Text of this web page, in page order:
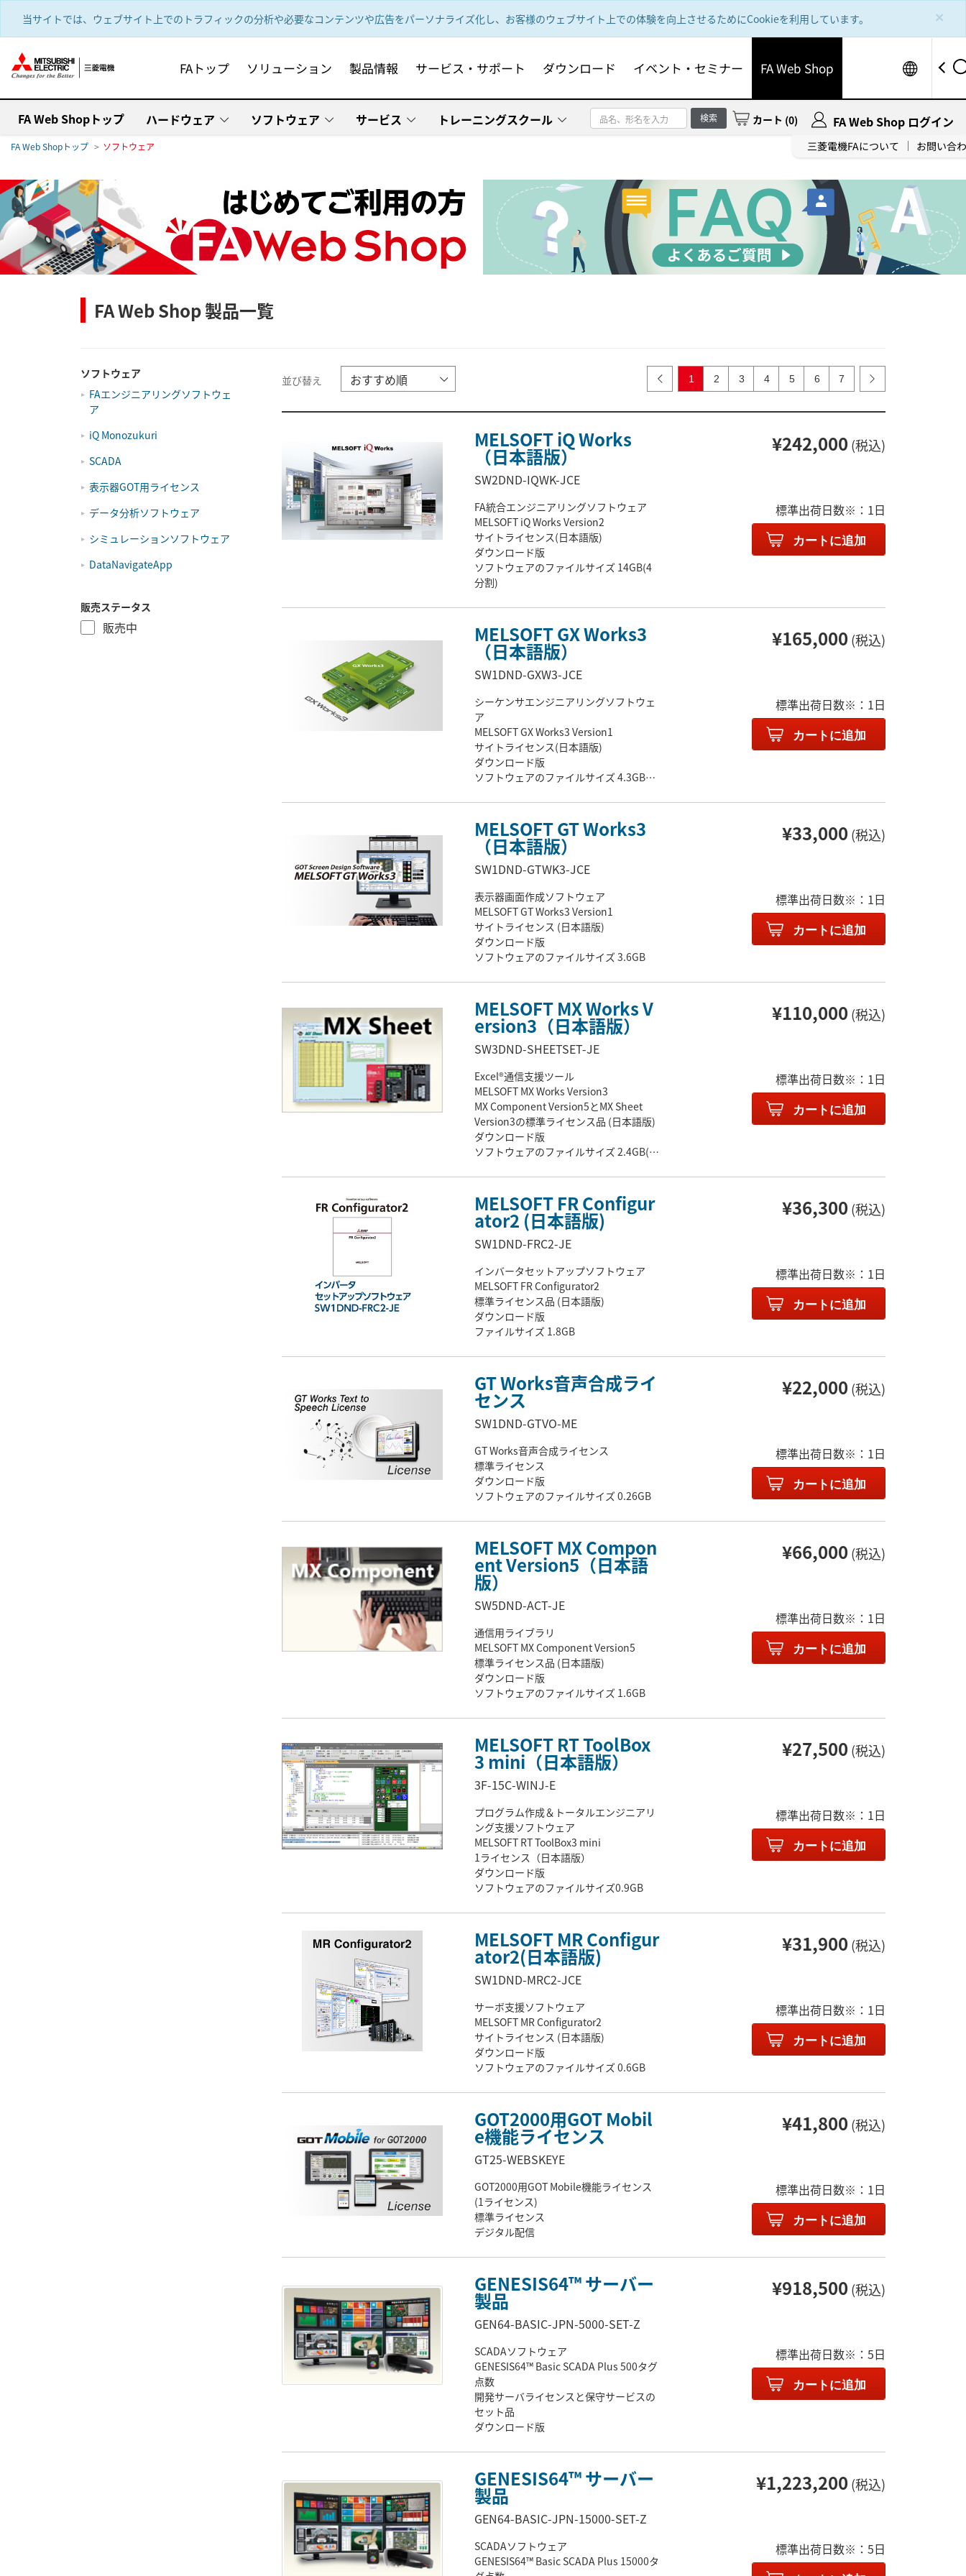
×
当サイトでは、ウェブサイト上でのトラフィックの分析や必要なコンテンツや広告をパーソナライズ化し、お客様のウェブサイト上での体験を向上させるためにCookieを利用しています。
FAトップ ソリューション 製品情報 サービス・サポート ダウンロード イベント・セミナー FA Web Shop
三菱電機FAについて お問い合
FA Web Shopトップ ハードウェア ソフトウェア サービス トレーニングスクール 検索 カート (0) FA Web Shop ログイン
FA Web Shopトップ ソフトウェア
FA Web Shop 製品一覧
ソフトウェア
FAエンジニアリングソフトウェ
ア
iQ Monozukuri
SCADA
表示器GOT用ライセンス
データ分析ソフトウェア
シミュレーションソフトウェア
DataNavigateApp
販売ステータス
販売中
並び替え 1 2 3 4 5 6 7
MELSOFT iQ Works
（日本語版）
SW2DND-IQWK-JCE
FA統合エンジニアリングソフトウェア
MELSOFT iQ Works Version2
サイトライセンス(日本語版)
ダウンロード版
ソフトウェアのファイルサイズ 14GB(4
分割)
¥242,000 (税込)
標準出荷日数※：1日
カートに追加
MELSOFT GX Works3
（日本語版）
SW1DND-GXW3-JCE
シーケンサエンジニアリングソフトウェ
ア
MELSOFT GX Works3 Version1
サイトライセンス(日本語版)
ダウンロード版
ソフトウェアのファイルサイズ 4.3GB
同梱されています。
¥165,000 (税込)
標準出荷日数※：1日
カートに追加
MELSOFT GT Works3
（日本語版）
SW1DND-GTWK3-JCE
表示器画面作成ソフトウェア
MELSOFT GT Works3 Version1
サイトライセンス (日本語版)
ダウンロード版
ソフトウェアのファイルサイズ 3.6GB
¥33,000 (税込)
標準出荷日数※：1日
カートに追加
MELSOFT MX Works V
ersion3（日本語版）
SW3DND-SHEETSET-JE
Excel®通信支援ツール
MELSOFT MX Works Version3
MX Component Version5とMX Sheet
Version3の標準ライセンス品 (日本語版)
ダウンロード版
ソフトウェアのファイルサイズ 2.4GB(2
¥110,000 (税込)
標準出荷日数※：1日
カートに追加
MELSOFT FR Configur
ator2 (日本語版)
SW1DND-FRC2-JE
インバータセットアップソフトウェア
MELSOFT FR Configurator2
標準ライセンス品 (日本語版)
ダウンロード版
ファイルサイズ 1.8GB
¥36,300 (税込)
標準出荷日数※：1日
カートに追加
GT Works音声合成ライ
センス
SW1DND-GTVO-ME
GT Works音声合成ライセンス
標準ライセンス
ダウンロード版
ソフトウェアのファイルサイズ 0.26GB
¥22,000 (税込)
標準出荷日数※：1日
カートに追加
MELSOFT MX Compon
ent Version5（日本語
版）
SW5DND-ACT-JE
通信用ライブラリ
MELSOFT MX Component Version5
標準ライセンス品 (日本語版)
ダウンロード版
ソフトウェアのファイルサイズ 1.6GB
¥66,000 (税込)
標準出荷日数※：1日
カートに追加
MELSOFT RT ToolBox
3 mini（日本語版）
3F-15C-WINJ-E
プログラム作成＆トータルエンジニアリ
ング支援ソフトウェア
MELSOFT RT ToolBox3 mini
1ライセンス（日本語版）
ダウンロード版
ソフトウェアのファイルサイズ0.9GB
¥27,500 (税込)
標準出荷日数※：1日
カートに追加
MELSOFT MR Configur
ator2(日本語版)
SW1DND-MRC2-JCE
サーボ支援ソフトウェア
MELSOFT MR Configurator2
サイトライセンス (日本語版)
ダウンロード版
ソフトウェアのファイルサイズ 0.6GB
¥31,900 (税込)
標準出荷日数※：1日
カートに追加
GOT2000用GOT Mobil
e機能ライセンス
GT25-WEBSKEYE
GOT2000用GOT Mobile機能ライセンス
(1ライセンス)
標準ライセンス
デジタル配信
¥41,800 (税込)
標準出荷日数※：1日
カートに追加
GENESIS64™ サーバー
製品
GEN64-BASIC-JPN-5000-SET-Z
SCADAソフトウェア
GENESIS64™ Basic SCADA Plus 500タグ
点数
開発サーバライセンスと保守サービスの
セット品
ダウンロード版
¥918,500 (税込)
標準出荷日数※：5日
カートに追加
GENESIS64™ サーバー
製品
GEN64-BASIC-JPN-15000-SET-Z
SCADAソフトウェア
GENESIS64™ Basic SCADA Plus 15000タ
¥1,223,200 (税込)
標準出荷日数※：5日